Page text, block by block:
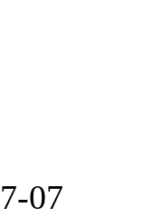
07